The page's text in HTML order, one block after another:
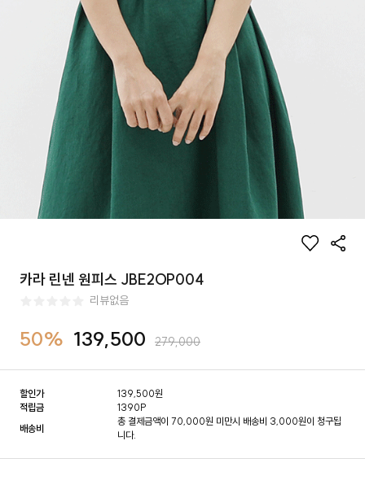
카라 린넨 원피스 JBE2OP004
리뷰없음
50% 139,500 279,000
할인가 139,500원
적립금
1390P
배송비
총 결제금액이 70,000원 미만시 배송비 3,000원이 청구됩
니다.